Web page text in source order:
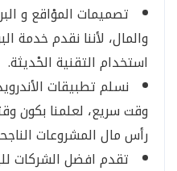
تصميمات الموْاقع و
والمال، لأننا نقدم خدمة
استخدام التقنية الحْديثة.
نسلم تطبيقات
وقت سريع، لعلمنا بكون
رأس مال المشروعات
تقدم افضل الشركات